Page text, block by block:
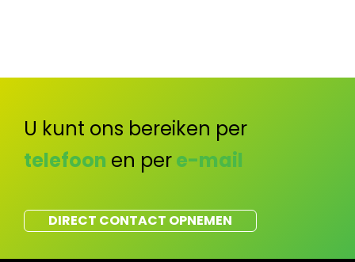
U kunt ons bereiken per
telefoon en pere-mail
DIRECT CONTACT OPNEMEN